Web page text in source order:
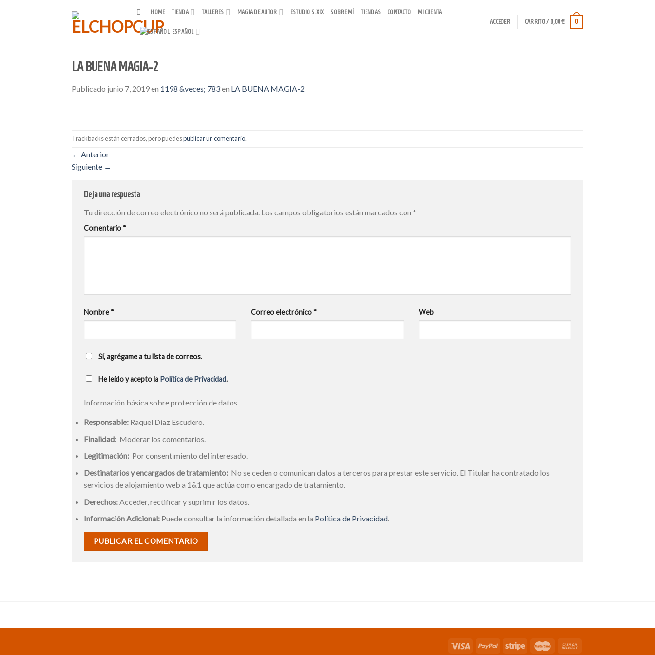
HOME TIENDA TALLERES MAGIA DE AUTOR ESTUDIO S.XIX SOBRE MÍ TIENDAS CONTACTO MI CUENTA
ESPAÑOL
ACCEDER CARRITO / 0,00€ 0
LA BUENA MAGIA-2
Publicado junio 7, 2019en 1198 &veces; 783en LA BUENA MAGIA-2
Trackbacks están cerrados, pero puedespublicar un comentario.
← Anterior
Siguiente →
Deja una respuesta
Tu dirección de correo electrónico no será publicada. Los campos obligatorios están marcados con *
Comentario *
Nombre * Correo electrónico * Web
Sí, agrégame a tu lista de correos.
He leído y acepto la Política de Privacidad.
Información básica sobre protección de datos
Responsable: Raquel Diaz Escudero.
Finalidad: Moderar los comentarios.
Legitimación: Por consentimiento del interesado.
Destinatarios y encargados de tratamiento: No se ceden o comunican datos a terceros para prestar este servicio. El Titular ha contratado los
servicios de alojamiento web a 1&1 que actúa como encargado de tratamiento.
Derechos: Acceder, rectificar y suprimir los datos.
Información Adicional: Puede consultar la información detallada en la Política de Privacidad.